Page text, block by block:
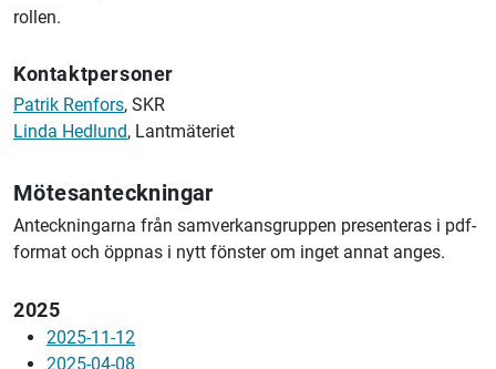
rollen.
Kontaktpersoner
Patrik Renfors, SKR
Linda Hedlund, Lantmäteriet
Mötesanteckningar
Anteckningarna från samverkansgruppen presenteras i pdf-
format och öppnas i nytt fönster om inget annat anges.
2025
2025-11-12
2025-04-08